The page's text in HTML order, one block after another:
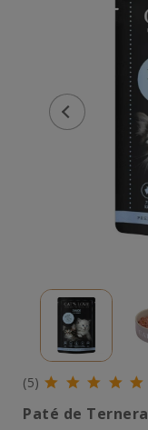
(5)
Paté de